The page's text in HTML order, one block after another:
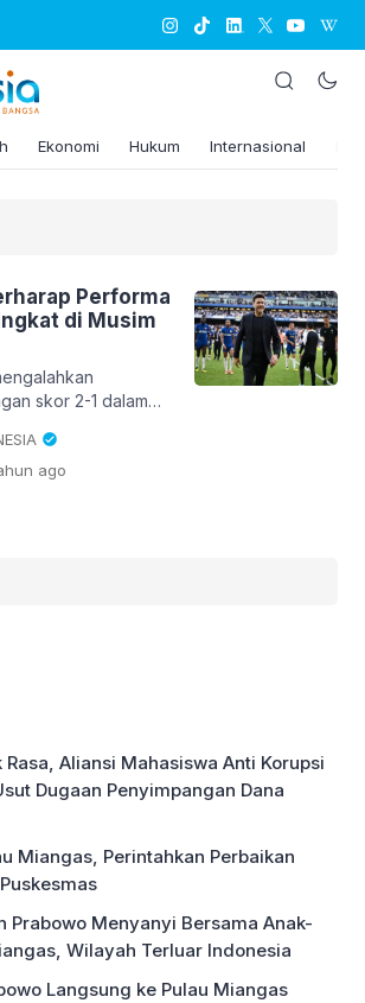
Ekonomi Hukum Internasional
Performa
di Musim
skor 2-1 dalam
musim
di
pada Minggu
kemenangan
Benoit Badiashile
ini, Chelsea
posisi […]
ago
Rasa, Aliansi Mahasiswa Anti Korupsi
Dugaan Penyimpangan Dana
Miangas, Perintahkan Perbaikan
Prabowo Menyanyi Bersama Anak-
Wilayah Terluar Indonesia
Langsung ke Pulau Miangas